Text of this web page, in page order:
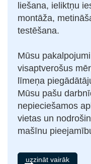
liešana, ieliktņu
montāža,
testēšana.
Mūsu
visaptverošus
līmeņa
Mūsu pašu
nepieciešamos
vietas un
mašīnu
uzzināt vairāk